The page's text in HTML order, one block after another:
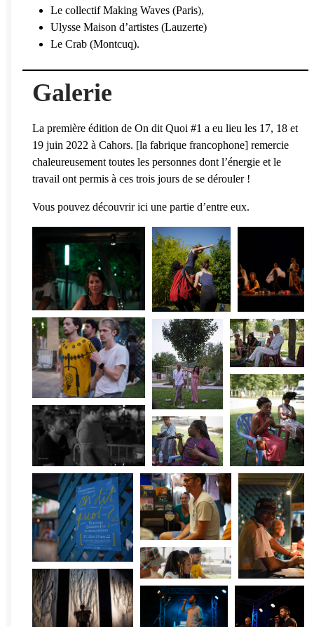
Le collectif Making Waves (Paris),
Ulysse Maison d’artistes (Lauzerte)
Le Crab (Montcuq).
Galerie
La première édition de On dit Quoi #1 a eu lieu les 17, 18 et
19 juin 2022 à Cahors. [la fabrique francophone] remercie
chaleureusement toutes les personnes dont l’énergie et le
travail ont permis à ces trois jours de se dérouler !
Vous pouvez découvrir ici une partie d’entre eux.